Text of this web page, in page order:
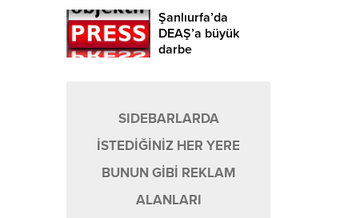
Şanlıurfa’da
DEAŞ’a büyük
darbe
SIDEBARLARDA
İSTEDİĞİNİZ HER YERE
BUNUN GİBİ REKLAM
ALANLARI